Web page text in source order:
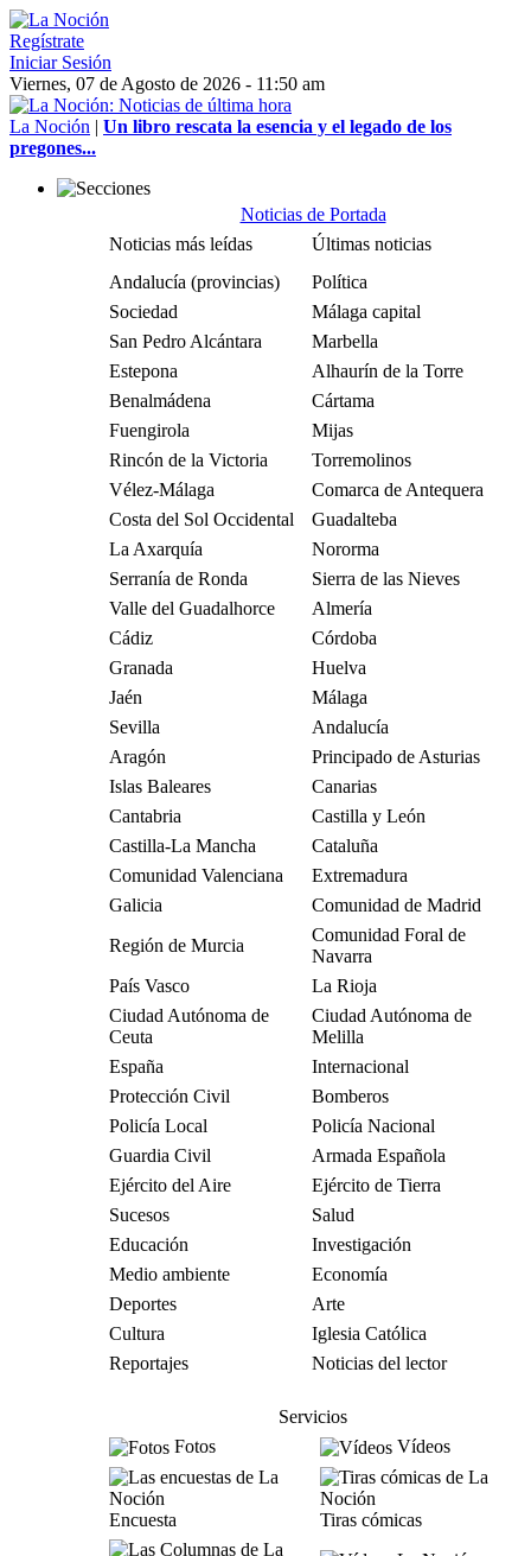
Regístrate
Iniciar Sesión
Viernes, 07 de Agosto de 2026 - 11:50 am
La Noción | Un libro rescata la esencia y el legado de los
pregones...
Noticias de Portada
Noticias más leídas
Últimas noticias
Andalucía (provincias)
Política
Sociedad
Málaga capital
San Pedro Alcántara
Marbella
Estepona
Alhaurín de la Torre
Benalmádena
Cártama
Fuengirola
Mijas
Rincón de la Victoria
Torremolinos
Vélez-Málaga
Comarca de Antequera
Costa del Sol Occidental
Guadalteba
La Axarquía
Nororma
Serranía de Ronda
Sierra de las Nieves
Valle del Guadalhorce
Almería
Cádiz
Córdoba
Granada
Huelva
Jaén
Málaga
Sevilla
Andalucía
Aragón
Principado de Asturias
Islas Baleares
Canarias
Cantabria
Castilla y León
Castilla-La Mancha
Cataluña
Comunidad Valenciana
Extremadura
Galicia
Comunidad de Madrid
Región de Murcia
Comunidad Foral de
Navarra
País Vasco
La Rioja
Ciudad Autónoma de
Ceuta
Ciudad Autónoma de
Melilla
España
Internacional
Protección Civil
Bomberos
Policía Local
Policía Nacional
Guardia Civil
Armada Española
Ejército del Aire
Ejército de Tierra
Sucesos
Salud
Educación
Investigación
Medio ambiente
Economía
Deportes
Arte
Cultura
Iglesia Católica
Reportajes
Noticias del lector
Servicios
Fotos
Vídeos
Encuesta Tiras cómicas